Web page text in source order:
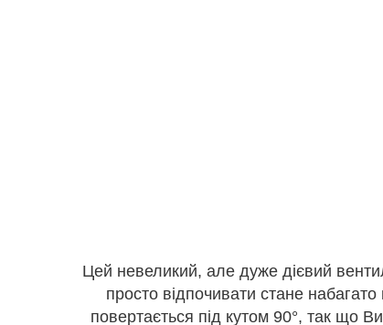
Цей невеликий, але дуже дієвий
просто відпочивати стане
повертається під кутом 90°, так що